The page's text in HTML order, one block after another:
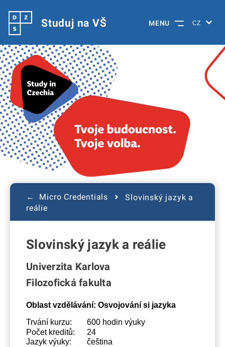
Studuj na VŠ MENU
← Micro Credentials
Slovinský jazyk a
reálie
Slovinský jazyk a reálie
Univerzita Karlova
Filozofická fakulta
Oblast vzdělávání: Osvojování si jazyka
Trvání kurzu:
600 hodin výuky
Počet kreditů:
24
Jazyk výuky:
čeština